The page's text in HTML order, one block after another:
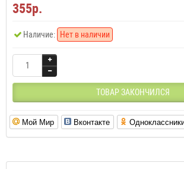
355р.
Наличие: Нет в наличии
ТОВАР ЗАКОНЧИЛСЯ
Мой Мир Вконтакте